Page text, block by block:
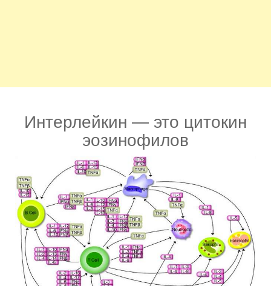
Интерлейкин — это цитокин
эозинофилов